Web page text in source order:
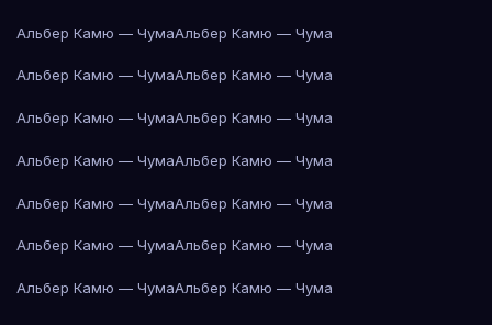
Альбер Камю — ЧумаАльбер Камю — Чума
Альбер Камю — ЧумаАльбер Камю — Чума
Альбер Камю — ЧумаАльбер Камю — Чума
Альбер Камю — ЧумаАльбер Камю — Чума
Альбер Камю — ЧумаАльбер Камю — Чума
Альбер Камю — ЧумаАльбер Камю — Чума
Альбер Камю — ЧумаАльбер Камю — Чума